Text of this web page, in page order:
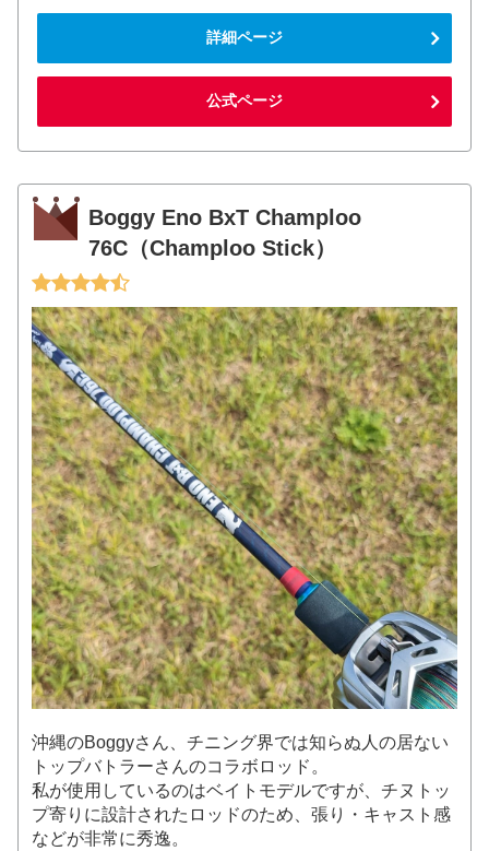
詳細ページ
公式ページ
Boggy Eno BxT Champloo
76C（Champloo Stick）
沖縄のBoggyさん、チニング界では知らぬ人の居ない
トップバトラーさんのコラボロッド。
私が使用しているのはベイトモデルですが、チヌトッ
プ寄りに設計されたロッドのため、張り・キャスト感
などが非常に秀逸。